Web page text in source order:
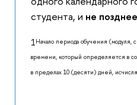
студента, и не
1Начало периода обучения (модуля,
времени, который определяется в
в пределах 10 (десяти) дней,